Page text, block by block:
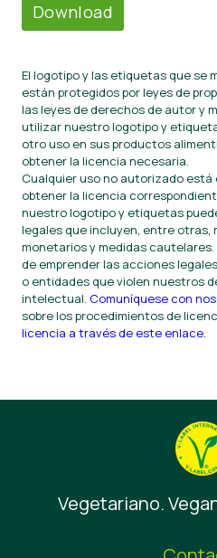
Download
El logotipo y las etiquetas que se
están protegidos por leyes de
las leyes de derechos de autor y
utilizar nuestro logotipo y
otro uso en sus productos
obtener la licencia necesaria.
Cualquier uso no autorizado
obtener la licencia
nuestro logotipo y etiquetas
legales que incluyen, entre otras,
monetarios y medidas
de emprender las acciones
o entidades que violen nuestros
intelectual. Comuníquese con
sobre los procedimientos de
licencia a través de este enlace.
Vegetariano.